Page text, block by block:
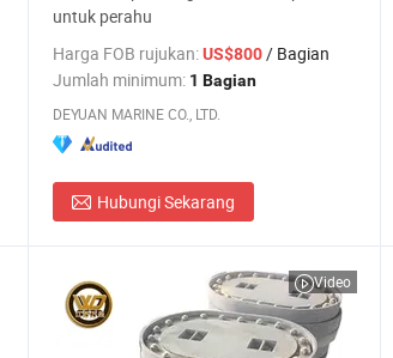
untuk perahu
Harga FOB rujukan:US$800/ Bagian
Jumlah minimum: 1 Bagian
DEYUAN MARINE CO., LTD.
Hubungi Sekarang
Video